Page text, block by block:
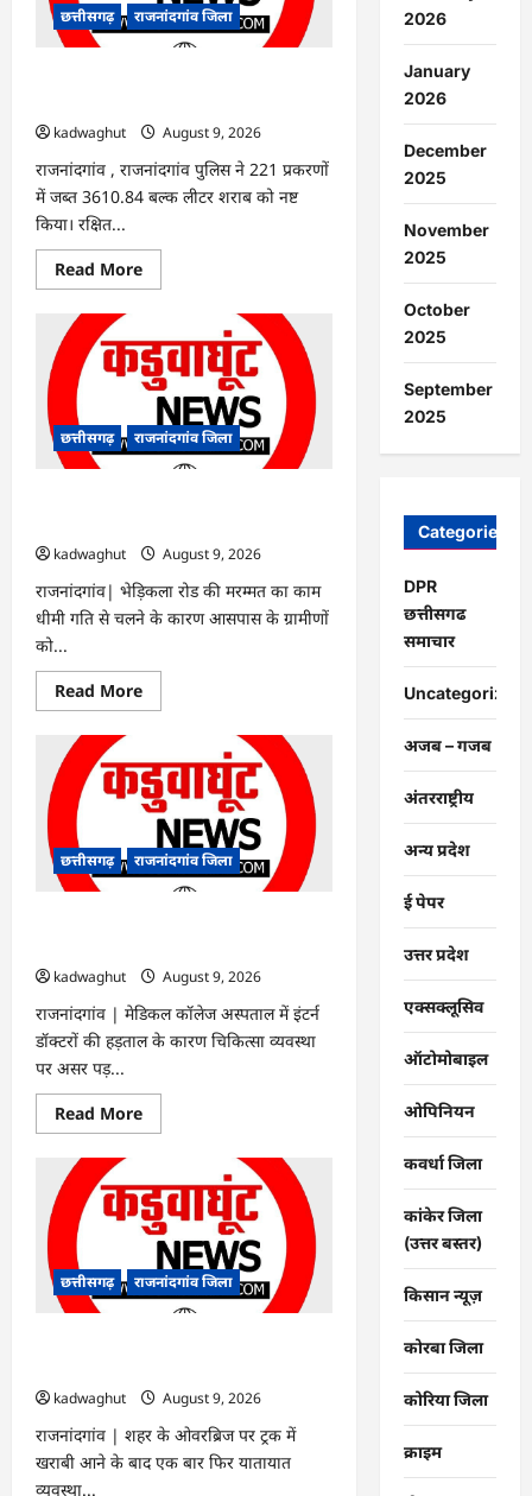
आज-
कल
छत्तीसगढ़ राजनांदगांव जिला
kadwaghut
August 9, 2026
राजनांदगांव , राजनांदगांव पुलिस ने 221 प्रकरणों
में जब्त 3610.84 बल्क लीटर शराब को नष्ट
किया। रक्षित...
Read MoreRead
more
221
केस
में
जब्त
लाख
की
3610
गई…
छत्तीसगढ़ राजनांदगांव जिला
kadwaghut
August 9, 2026
राजनांदगांव| भेड़िकला रोड की मरम्मत का काम
धीमी गति से चलने के कारण आसपास के ग्रामीणों
को...
Read MoreRead
more
धीमी
मरम्मत
होने
ग्रामीण
कीचड़
और
छत्तीसगढ़ राजनांदगांव जिला
kadwaghut
August 9, 2026
राजनांदगांव | मेडिकल कॉलेज अस्पताल में इंटर्न
डॉक्टरों की हड़ताल के कारण चिकित्सा व्यवस्था
पर असर पड़...
Read MoreRead
more
ओपीडी
और
दवा
काउंटर
लंबी
कतार,
स्टाफ
छत्तीसगढ़ राजनांदगांव जिला
kadwaghut
August 9, 2026
राजनांदगांव | शहर के ओवरब्रिज पर ट्रक में
खराबी आने के बाद एक बार फिर यातायात
व्यवस्था...
2026
January
2026
December
2025
November
2025
October
2025
September
2025
Categories
DPR
छत्तीसगढ
समाचार
Uncategorized
अजब – गजब
अंतरराष्ट्रीय
अन्य प्रदेश
ई पेपर
उत्तर प्रदेश
एक्सक्लूसिव
ऑटोमोबाइल
ओपिनियन
कवर्धा जिला
कांकेर जिला
(उत्तर बस्तर)
किसान न्यूज़
कोरबा जिला
कोरिया जिला
क्राइम